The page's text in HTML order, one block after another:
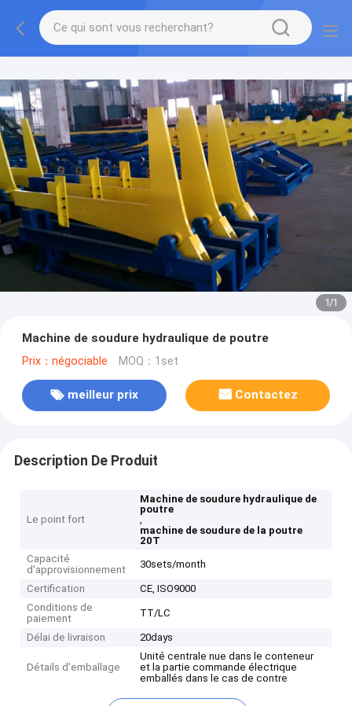
1/1
Machine de soudure hydraulique de poutre
Prix：négociable MOQ：1set
meilleur prix Contactez
Description De Produit
Le point fort
Machine de soudure hydraulique de
poutre
,
machine de soudure de la poutre
20T
Capacité
d'approvisionnement
30sets/month
Certification
CE, ISO9000
Conditions de
paiement
TT/LC
Délai de livraison 20days
Détails d'emballage
Unité centrale nue dans le conteneur
et la partie commande électrique
emballés dans le cas de contre